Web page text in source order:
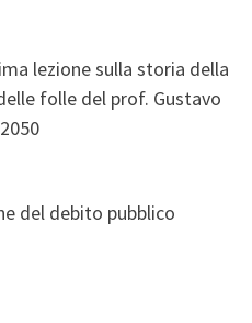
lezione sulla storia della
folle del prof. Gustavo
del debito pubblico